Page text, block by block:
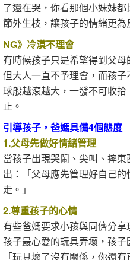
了還在哭，你看那個小妹妹
節外生枝，讓孩子的情緒更
NG》冷漠不理會
有時候孩子只是希望得到父
但大人一直不予理會，而孩
球般越滾越大，一發不可收
止。
引導孩子，爸媽具備4個態度
1.父母先做好情緒管理
當孩子出現哭鬧、尖叫、摔
出：「父母應先管理好自己
走。」
2.尊重孩子的心情
有些爸媽要求小孩與同儕分
孩子最心愛的玩具弄壞，孩子
「玩具壞了沒有關係，你還